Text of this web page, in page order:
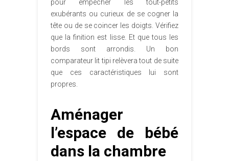
pour empêcher les tout-petits
exubérants ou curieux de se cogner la
tête ou de se coincer les doigts. Vérifiez
que la finition est lisse. Et que tous les
bords sont arrondis. Un bon
comparateur lit tipi relèvera tout de suite
que ces caractéristiques lui sont
propres.
Aménager
l’espace de bébé
dans la chambre